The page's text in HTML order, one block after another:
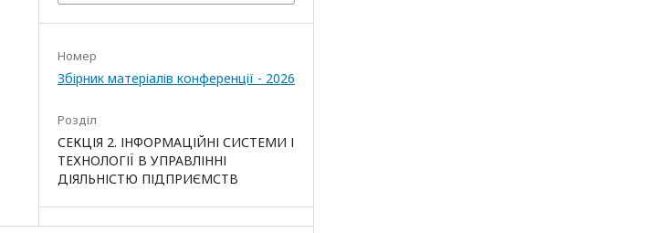
Номер
Збірник матеріалів конференції - 2026
Розділ
СЕКЦІЯ 2. ІНФОРМАЦІЙНІ СИСТЕМИ І
ТЕХНОЛОГІЇ В УПРАВЛІННІ
ДІЯЛЬНІСТЮ ПІДПРИЄМСТВ